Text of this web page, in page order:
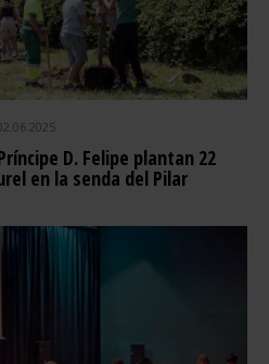
D. Felipe plantan 22
en la senda del Pilar